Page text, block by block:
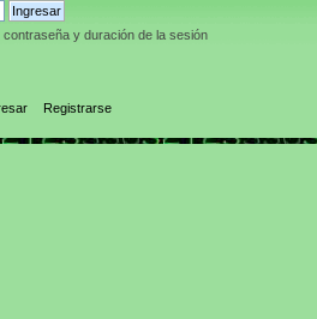
y duración de la sesión
Registrarse